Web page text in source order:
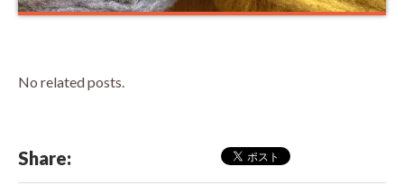
No related posts.
Share: